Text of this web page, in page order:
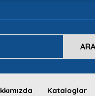
ARA
Kataloglar